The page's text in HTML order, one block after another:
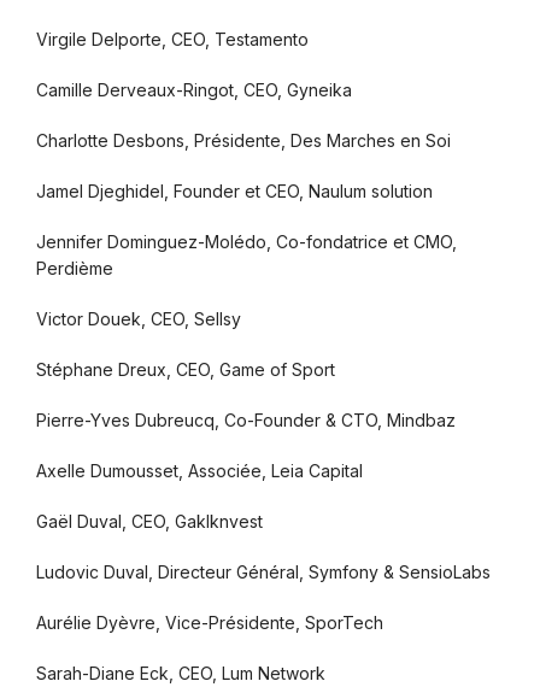
Virgile Delporte, CEO, Testamento
Camille Derveaux-Ringot, CEO, Gyneika
Charlotte Desbons, Présidente, Des Marches en Soi
Jamel Djeghidel, Founder et CEO, Naulum solution
Jennifer Dominguez-Molédo, Co-fondatrice et CMO,
Perdième
Victor Douek, CEO, Sellsy
Stéphane Dreux, CEO, Game of Sport
Pierre-Yves Dubreucq, Co-Founder & CTO, Mindbaz
Axelle Dumousset, Associée, Leia Capital
Gaël Duval, CEO, Gaklknvest
Ludovic Duval, Directeur Général, Symfony & SensioLabs
Aurélie Dyèvre, Vice-Présidente, SporTech
Sarah-Diane Eck, CEO, Lum Network